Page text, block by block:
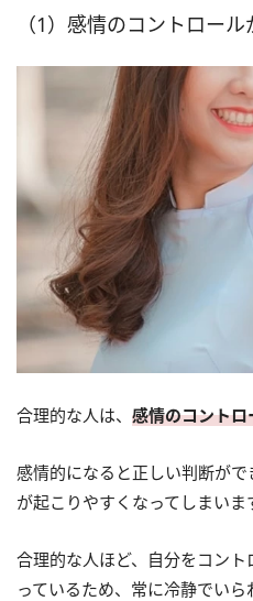
（1）感情のコントロール
合理的な人は、 感情のコント
感情的になると正しい判断が
が起こりやすくなってしまいま
合理的な人ほど、自分をコン
っているため、常に冷静でいら